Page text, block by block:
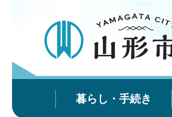
暮らし・手続き